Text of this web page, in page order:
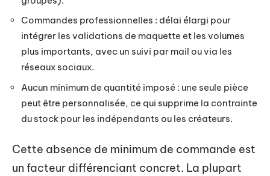
Commandes professionnelles : délai élargi pour
intégrer les validations de maquette et les volumes
plus importants, avec un suivi par mail ou via les
réseaux sociaux.
Aucun minimum de quantité imposé : une seule pièce
peut être personnalisée, ce qui supprime la contrainte
du stock pour les indépendants ou les créateurs.
Cette absence de minimum de commande est
un facteur différenciant concret. La plupart